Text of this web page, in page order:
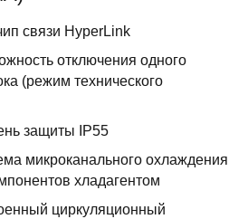
связи HyperLink
отключения одного
(режим технического
защиты IP55
микроканального охлаждения
хладагентом
циркуляционный